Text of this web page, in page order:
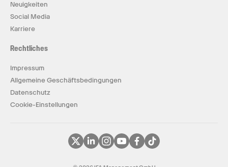
Neuigkeiten
Social Media
Karriere
Rechtliches
Impressum
Allgemeine Geschäftsbedingungen
Datenschutz
Cookie-Einstellungen